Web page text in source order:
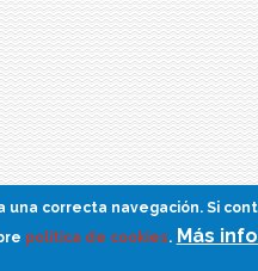
una correcta navegación. Si
política de cookies. Más